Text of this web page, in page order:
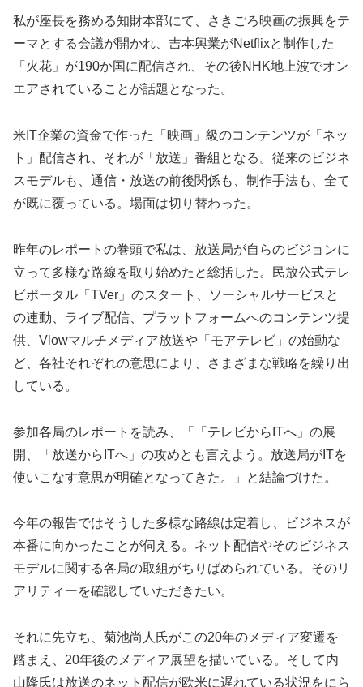
私が座長を務める知財本部にて、さきごろ映画の振興をテ
ーマとする会議が開かれ、吉本興業がNetflixと制作した
「火花」が190か国に配信され、その後NHK地上波でオン
エアされていることが話題となった。
米IT企業の資金で作った「映画」級のコンテンツが「ネッ
ト」配信され、それが「放送」番組となる。従来のビジネ
スモデルも、通信・放送の前後関係も、制作手法も、全て
が既に覆っている。場面は切り替わった。
昨年のレポートの巻頭で私は、放送局が自らのビジョンに
立って多様な路線を取り始めたと総括した。民放公式テレ
ビポータル「TVer」のスタート、ソーシャルサービスと
の連動、ライブ配信、プラットフォームへのコンテンツ提
供、Vlowマルチメディア放送や「モアテレビ」の始動な
ど、各社それぞれの意思により、さまざまな戦略を繰り出
している。
参加各局のレポートを読み、「「テレビからITへ」の展
開、「放送からITへ」の攻めとも言えよう。放送局がITを
使いこなす意思が明確となってきた。」と結論づけた。
今年の報告ではそうした多様な路線は定着し、ビジネスが
本番に向かったことが伺える。ネット配信やそのビジネス
モデルに関する各局の取組がちりばめられている。そのリ
アリティーを確認していただきたい。
それに先立ち、菊池尚人氏がこの20年のメディア変遷を
踏まえ、20年後のメディア展望を描いている。そして内
山隆氏は放送のネット配信が欧米に遅れている状況をにら